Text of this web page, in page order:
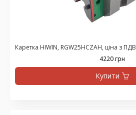
Каретка HIWIN, RGW25HCZAH, ціна з ПДВ
4220 грн
Купити